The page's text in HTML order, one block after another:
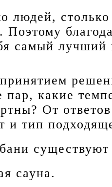
людей,
Поэтому
самый лучший
пар, какие
От
и тип
существуют
сауна.